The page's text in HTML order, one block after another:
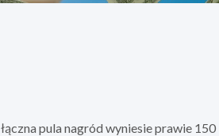
pula nagród wyniesie prawie 150